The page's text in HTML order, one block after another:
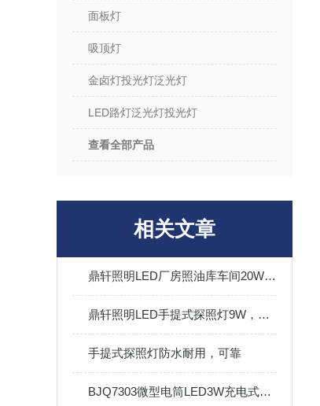
面板灯
吸顶灯
金卤灯投光灯泛光灯
LED路灯泛光灯投光灯
查看全部产品
相关文章
鼎轩照明LED厂房照油库车间20W/15WLED平台灯
鼎轩照明LED手提式探照灯9W，照亮你的每一个夜晚！
手提式探照灯防水耐用，可靠
BJQ7303微型电筒LED3W充电式电量显示搜索头灯